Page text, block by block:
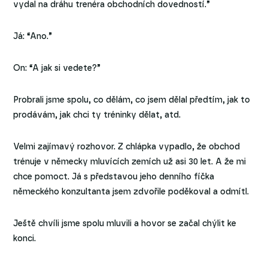
vydal na dráhu trenéra obchodních dovedností.”
Já: “Ano.”
On: “A jak si vedete?”
Probrali jsme spolu, co dělám, co jsem dělal předtím, jak to
prodávám, jak chci ty tréninky dělat, atd.
Velmi zajímavý rozhovor. Z chlápka vypadlo, že obchod
trénuje v německy mluvících zemích už asi 30 let. A že mi
chce pomoct. Já s představou jeho denního fíčka
německého konzultanta jsem zdvořile poděkoval a odmítl.
Ještě chvíli jsme spolu mluvili a hovor se začal chýlit ke
konci.